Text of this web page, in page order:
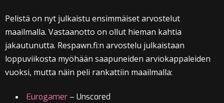
Pelistä on nyt julkaistu ensimmäiset arvostelut
maailmalla. Vastaanotto on ollut hieman kahtia
jakautunutta. Respawn.fi:n arvostelu julkaistaan
loppuviikosta myöhään saapuneiden arviokappaleiden
vuoksi, mutta näin peli rankattiin maailmalla:
Eurogamer – Unscored